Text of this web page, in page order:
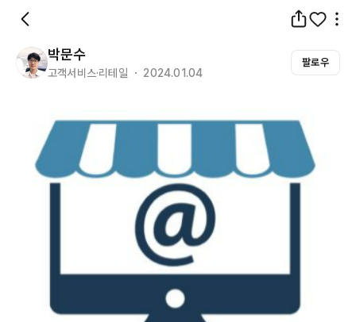
박문수
고객서비스·리테일 ・ 2024.01.04
팔로우